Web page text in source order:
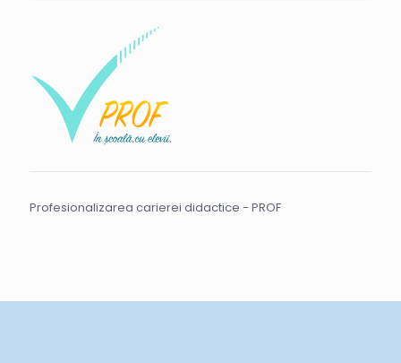
Profesionalizarea carierei didactice - PROF